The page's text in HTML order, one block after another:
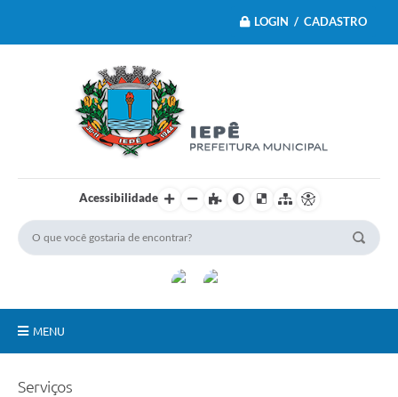
LOGIN / CADASTRO
Acessibilidade
MENU
Serviços